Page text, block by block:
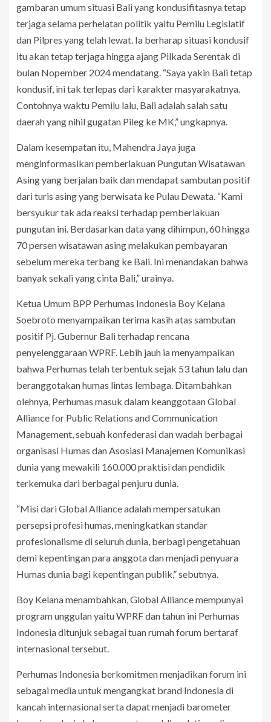
gambaran umum situasi Bali yang kondusifitasnya tetap
terjaga selama perhelatan politik yaitu Pemilu Legislatif
dan Pilpres yang telah lewat. Ia berharap situasi kondusif
itu akan tetap terjaga hingga ajang Pilkada Serentak di
bulan Nopember 2024 mendatang. “Saya yakin Bali tetap
kondusif, ini tak terlepas dari karakter masyarakatnya.
Contohnya waktu Pemilu lalu, Bali adalah salah satu
daerah yang nihil gugatan Pileg ke MK,” ungkapnya.
Dalam kesempatan itu, Mahendra Jaya juga
menginformasikan pemberlakuan Pungutan Wisatawan
Asing yang berjalan baik dan mendapat sambutan positif
dari turis asing yang berwisata ke Pulau Dewata. “Kami
bersyukur tak ada reaksi terhadap pemberlakuan
pungutan ini. Berdasarkan data yang dihimpun, 60 hingga
70 persen wisatawan asing melakukan pembayaran
sebelum mereka terbang ke Bali. Ini menandakan bahwa
banyak sekali yang cinta Bali,” urainya.
Ketua Umum BPP Perhumas Indonesia Boy Kelana
Soebroto menyampaikan terima kasih atas sambutan
positif Pj. Gubernur Bali terhadap rencana
penyelenggaraan WPRF. Lebih jauh ia menyampaikan
bahwa Perhumas telah terbentuk sejak 53 tahun lalu dan
beranggotakan humas lintas lembaga. Ditambahkan
olehnya, Perhumas masuk dalam keanggotaan Global
Alliance for Public Relations and Communication
Management, sebuah konfederasi dan wadah berbagai
organisasi Humas dan Asosiasi Manajemen Komunikasi
dunia yang mewakili 160.000 praktisi dan pendidik
terkemuka dari berbagai penjuru dunia.
“Misi dari Global Alliance adalah mempersatukan
persepsi profesi humas, meningkatkan standar
profesionalisme di seluruh dunia, berbagi pengetahuan
demi kepentingan para anggota dan menjadi penyuara
Humas dunia bagi kepentingan publik,” sebutnya.
Boy Kelana menambahkan, Global Alliance mempunyai
program unggulan yaitu WPRF dan tahun ini Perhumas
Indonesia ditunjuk sebagai tuan rumah forum bertaraf
internasional tersebut.
Perhumas Indonesia berkomitmen menjadikan forum ini
sebagai media untuk mengangkat brand Indonesia di
kancah internasional serta dapat menjadi barometer